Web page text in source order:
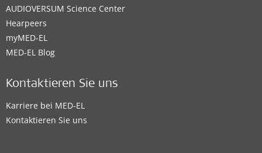
AUDIOVERSUM Science Center
Hearpeers
myMED‑EL
MED-EL Blog
Kontaktieren Sie uns
Karriere bei MED-EL
Kontaktieren Sie uns